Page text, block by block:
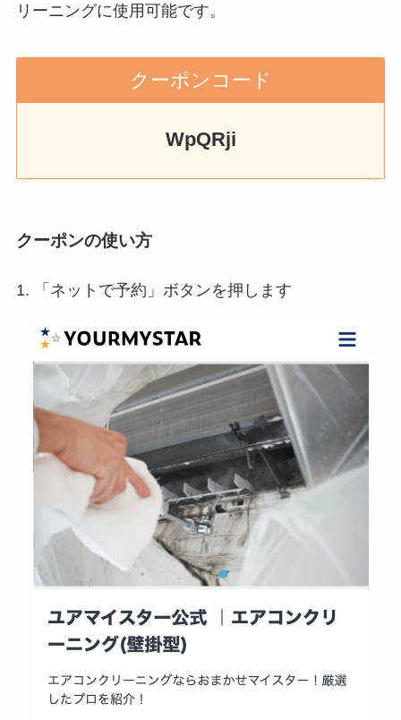
リーニングに使用可能です。
クーポンコード
WpQRji
クーポンの使い方
1. 「ネットで予約」ボタンを押します